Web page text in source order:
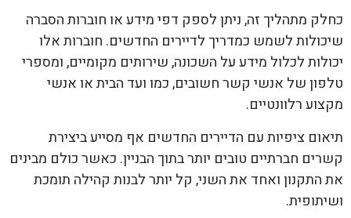
כחלק מתהליך זה, ניתן לספק דפי מידע או חוברות הסברה
שיכולות לשמש כמדריך לדיירים החדשים. חוברות אלו
יכולות לכלול מידע על השכונה, שירותים מקומיים, ומספרי
טלפון של אנשי קשר חשובים, כמו ועד הבית או אנשי
מקצוע רלוונטיים.
תיאום ציפיות עם הדיירים החדשים אף מסייע ביצירת
קשרים חברתיים טובים יותר בתוך הבניין. כאשר כולם מבינים
את התקנון ואחד את השני, קל יותר לבנות קהילה תומכת
ושיתופית.